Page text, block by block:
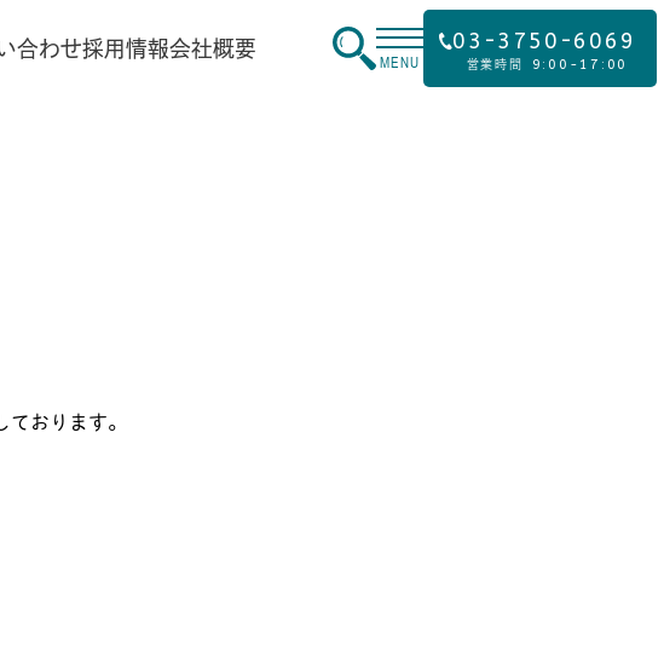
合わせ採用情報会社概要
MENU
03-3750-6069
営業時間 9:00-17:00
おります。